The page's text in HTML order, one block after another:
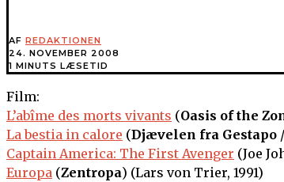
AF REDAKTIONEN
24. NOVEMBER 2008
1 MINUTS LÆSETID
Film:
L’abîme des morts vivants (Oasis of the
La bestia in calore (Djævelen fra Gestapo /
Captain America: The First Avenger (Joe
Europa (Zentropa) (Lars von Trier, 1991)